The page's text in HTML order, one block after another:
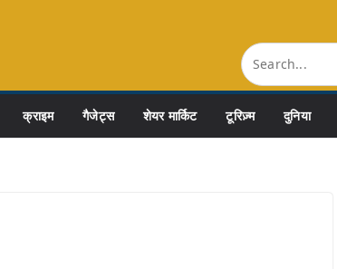
क्राइम गैजेट्स शेयर मार्किट टूरिज़्म दुनिया